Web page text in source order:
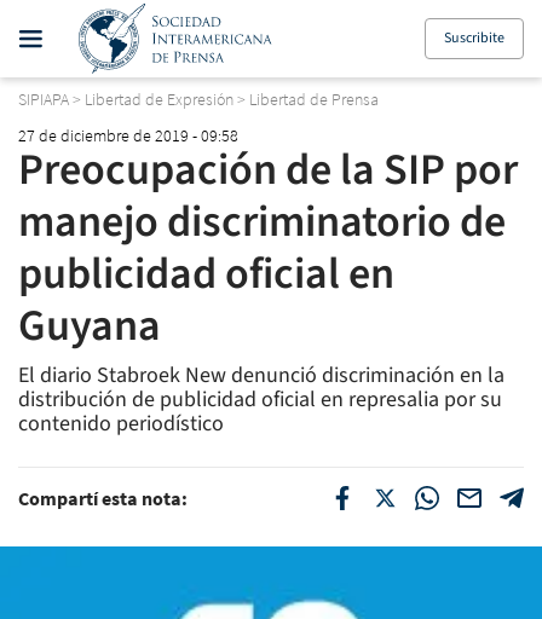
Suscribite
SIPIAPA> Libertad de Expresión> Libertad de Prensa
27 de diciembre de 2019 - 09:58
Preocupación de la SIP por
manejo discriminatorio de
publicidad oficial en
Guyana
El diario Stabroek Newdenunció discriminación en la
distribución de publicidad oficial en represalia por su
contenido periodístico
Compartí esta nota: